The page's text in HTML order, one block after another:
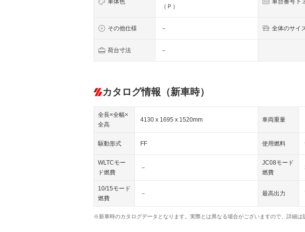
車体色
（Ｐ）
車台番号下
その他仕様 － 全体のサイ
荷台寸法 －
カタログ情報（新車時）
全長×全幅×
全高
4130 x 1695 x 1520mm 車両重量
駆動形式 FF 使用燃料
WLTCモー
ド燃費
－
JC08モード
燃費
10/15モード
燃費
－ 最高出力
※新車時のカタログデータとなります。実際とは異なる場合がございますので、詳細は